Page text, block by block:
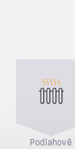
Podlahové